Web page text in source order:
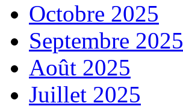
Octobre 2025
Septembre 2025
Août 2025
Juillet 2025